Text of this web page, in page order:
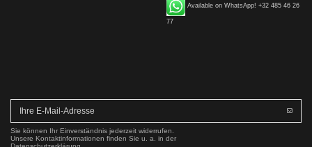
Available on WhatsApp! +32 485 46 26
77
Sie können Ihr Einverständnis jederzeit widerrufen.
Unsere Kontaktinformationen finden Sie u. a. in der